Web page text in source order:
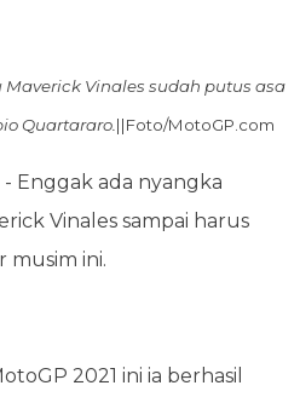
Vinales sudah putus asa
Quartararo. ||Foto/MotoGP.com
- Enggak ada nyangka
Vinales sampai harus
musim ini.
2021 ini ia berhasil